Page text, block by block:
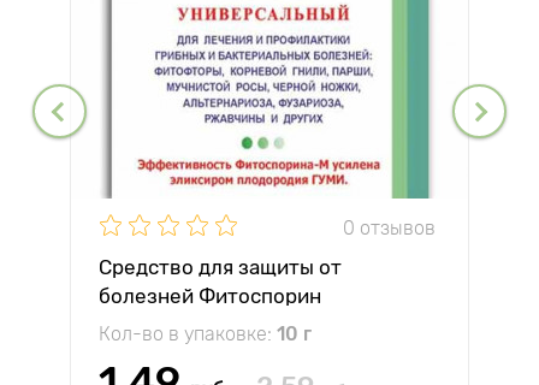
0 отзывов
Средство для защиты от
болезней Фитоспорин
Кол-во в упаковке: 10 г